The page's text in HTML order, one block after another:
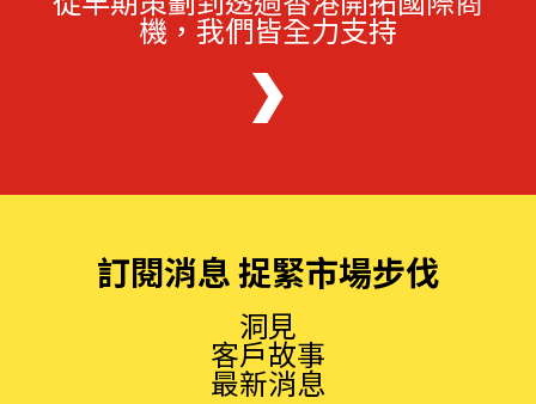
機，我們皆全力支持
訂閱消息 捉緊市場步伐
洞見
客戶故事
最新消息